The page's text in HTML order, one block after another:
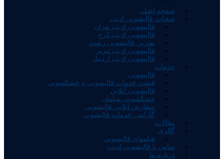
صفحه اصلی
شعبات قالیشویی ادیب
قالیشویی ادیب تهران
قالیشویی ادیب کرج
بهترین قالیشویی رشت
قالیشویی ادیب تبریز
قالیشویی ادیب اردبیل
خدمات
قالیشویی
قیمت خدمات قالیشویی و خشکشویی
قالیشویی آنلاین
خشکشویی مبلمان
سفارش آنلاین قالیشویی
گارانتی خدمات قالیشویی
مقالات
گالری
فیلمهای قالیشویی
تماس با قالیشویی ادیب
درباره ما